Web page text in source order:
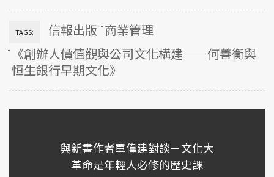
TAGS: 信報出版 商業管理
《創辦人價值觀與公司文化構建──何善衡與
恒生銀行早期文化》
與新書作者單偉建對談－文化大
革命是年輕人必修的歷史課